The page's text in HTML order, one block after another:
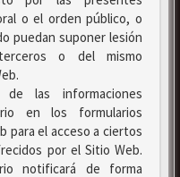
o el orden público, o
puedan suponer lesión
o del mismo
las informaciones
en los formularios
para el acceso a ciertos
por el Sitio Web.
notificará de forma